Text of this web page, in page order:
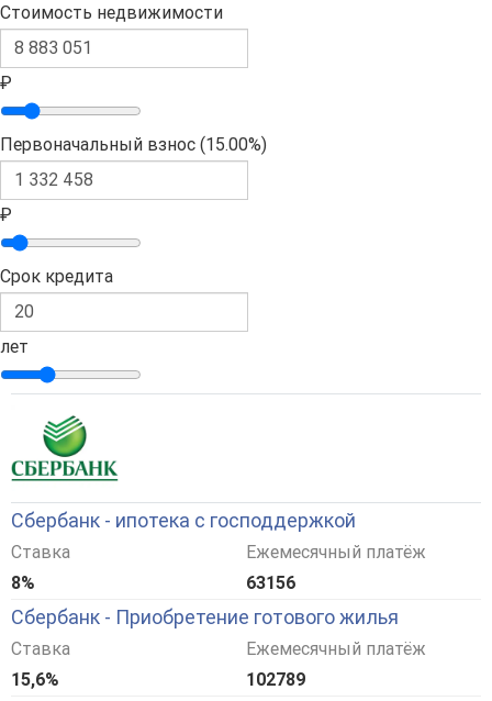
Стоимость недвижимости
₽
Первоначальный взнос (15.00%)
₽
Срок кредита
лет
Сбербанк - ипотека с господдержкой
Ставка
8%
Ежемесячный платёж
63156
Сбербанк - Приобретение готового жилья
Ставка
15,6%
Ежемесячный платёж
102789